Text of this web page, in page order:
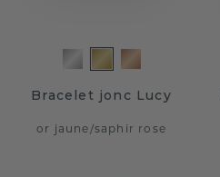
Bracelet jonc Lucy
or jaune/saphir rose